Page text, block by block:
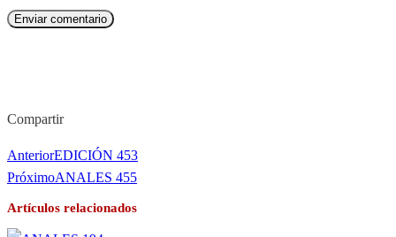
Enviar comentario
Compartir
AnteriorEDICIÓN 453
PróximoANALES 455
Artículos relacionados